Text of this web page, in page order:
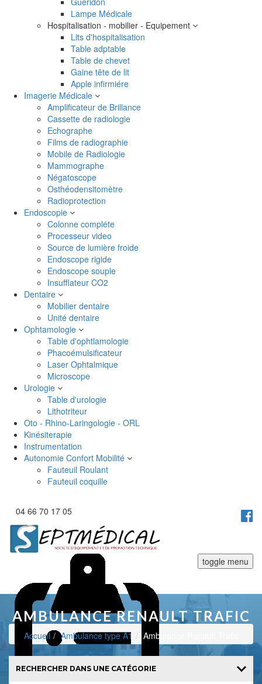
Lampe Médicale
Hospitalisation - mobilier - Equipement
Lits d'hospitalisation
Table adptable
Table de chevet
Gaine tête de lit
Apple infirmiére
Imagerie Médicale
Amplificateur de Brillance
Cassette de radiologie
Echographe
Films de radiographie
Mobile de Radiologie
Mammographe
Négatoscope
Osthéodensitomètre
Radioprotection
Endoscopie
Colonne compléte
Processeur video
Source de lumière froide
Endoscope rigide
Endoscope souple
Insufflateur CO2
Dentaire
Mobilier dentaire
Unité dentaire
Ophtamologie
Table d'ophtlamologie
Phacoémulsificateur
Laser Ophtalmique
Microscope
Urologie
Table d'urologie
Lithotriteur
Oto - Rhino-Laringologie - ORL
Kinésiterapie
Instrumentation
Autonomie Confort Mobilité
Fauteuil Roulant
Fauteuil coquille
04 66 70 17 05
toggle menu
AMBULANCE RENAULT TRAFIC
Accueil Ambulance type A1 Ambulance Renault Trafic